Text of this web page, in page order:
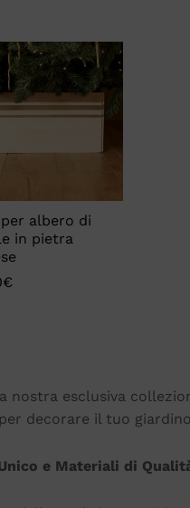
per albero di
in pietra
€
nostra esclusiva
decorare il tuo
e Materiali di